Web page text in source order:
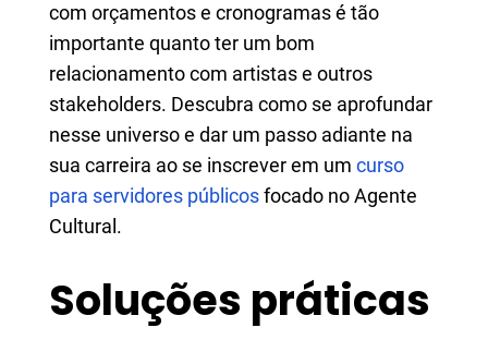
com orçamentos e cronogramas é tão
importante quanto ter um bom
relacionamento com artistas e outros
stakeholders. Descubra como se aprofundar
nesse universo e dar um passo adiante na
sua carreira ao se inscrever em um curso
para servidores públicosfocado no Agente
Cultural.
Soluções práticas